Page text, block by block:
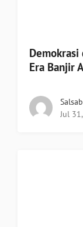
Demokrasi
Era Banjir
Jul